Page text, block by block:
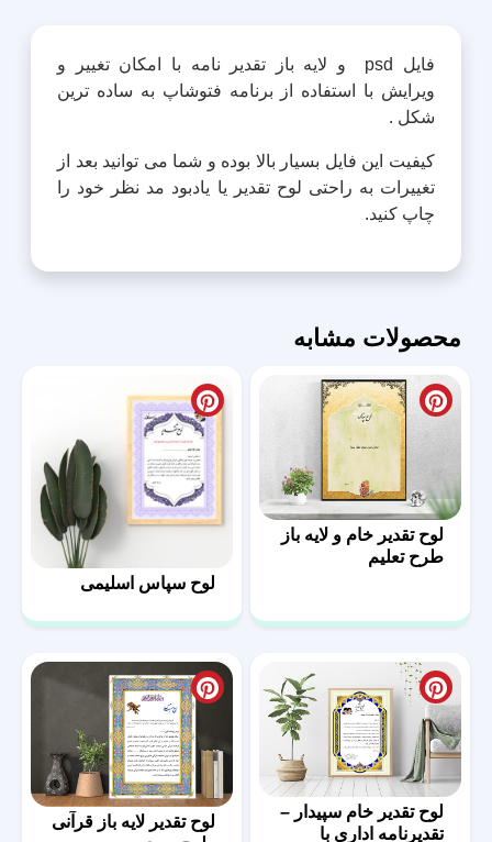
فایل psd و لایه باز تقدیر نامه با امکان تغییر و
ویرایش با استفاده از برنامه فتوشاپ به ساده ترین
شکل .
کیفیت این فایل بسیار بالا بوده و شما می توانید بعد از
تغییرات به راحتی لوح تقدیر یا یادبود مد نظر خود را
چاپ کنید.
محصولات مشابه
لوح تقدیر خام و لایه باز
طرح تعلیم
لوح سپاس اسلیمی
لوح تقدیر خام سپیدار –
تقدیرنامه اداری با
لوح تقدیر لایه باز قرآنی